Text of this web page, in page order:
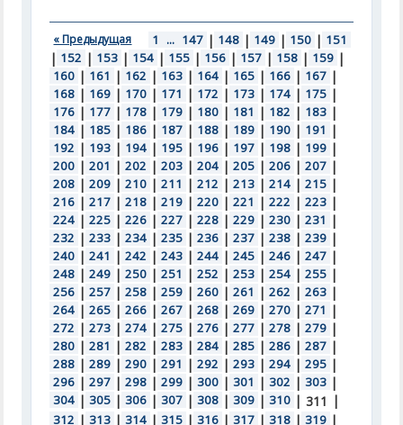
« Предыдущая 1 ... 147 | 148 | 149 | 150 | 151
| 152 | 153 | 154 | 155 | 156 | 157 | 158 | 159 |
160 | 161 | 162 | 163 | 164 | 165 | 166 | 167 |
168 | 169 | 170 | 171 | 172 | 173 | 174 | 175 |
176 | 177 | 178 | 179 | 180 | 181 | 182 | 183 |
184 | 185 | 186 | 187 | 188 | 189 | 190 | 191 |
192 | 193 | 194 | 195 | 196 | 197 | 198 | 199 |
200 | 201 | 202 | 203 | 204 | 205 | 206 | 207 |
208 | 209 | 210 | 211 | 212 | 213 | 214 | 215 |
216 | 217 | 218 | 219 | 220 | 221 | 222 | 223 |
224 | 225 | 226 | 227 | 228 | 229 | 230 | 231 |
232 | 233 | 234 | 235 | 236 | 237 | 238 | 239 |
240 | 241 | 242 | 243 | 244 | 245 | 246 | 247 |
248 | 249 | 250 | 251 | 252 | 253 | 254 | 255 |
256 | 257 | 258 | 259 | 260 | 261 | 262 | 263 |
264 | 265 | 266 | 267 | 268 | 269 | 270 | 271 |
272 | 273 | 274 | 275 | 276 | 277 | 278 | 279 |
280 | 281 | 282 | 283 | 284 | 285 | 286 | 287 |
288 | 289 | 290 | 291 | 292 | 293 | 294 | 295 |
296 | 297 | 298 | 299 | 300 | 301 | 302 | 303 |
304 | 305 | 306 | 307 | 308 | 309 | 310 | 311 |
312 | 313 | 314 | 315 | 316 | 317 | 318 | 319 |